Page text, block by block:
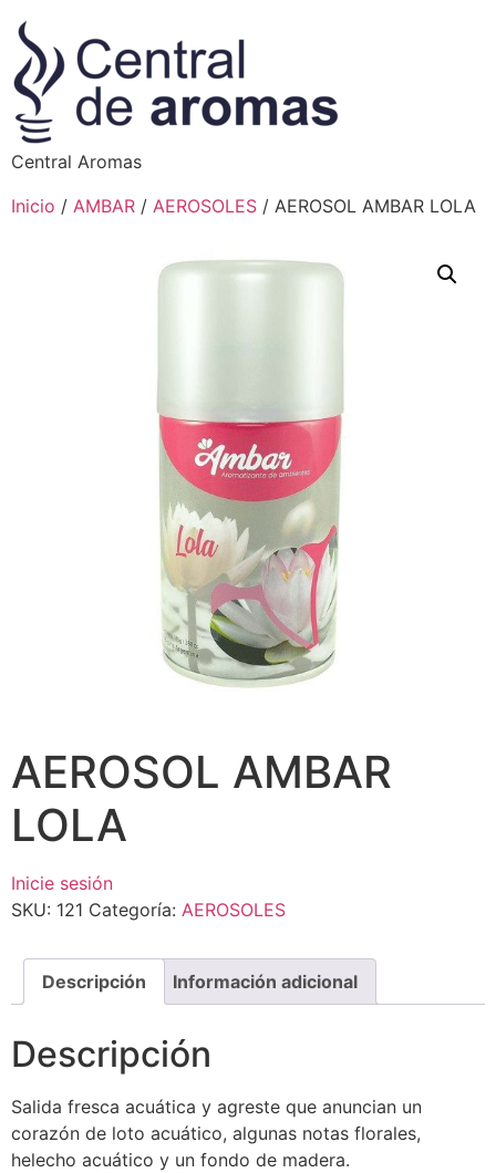
Central Aromas
Inicio / AMBAR / AEROSOLES / AEROSOL AMBAR LOLA
AEROSOL AMBAR
LOLA
Inicie sesión
SKU: 121 Categoría: AEROSOLES
Descripción Información adicional
Descripción
Salida fresca acuática y agreste que anuncian un
corazón de loto acuático, algunas notas florales,
helecho acuático y un fondo de madera.